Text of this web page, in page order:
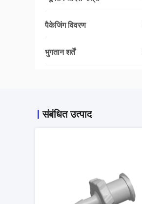
पैकेजिंग विवरण
भुगतान शर्तें
संबंधित उत्पाद